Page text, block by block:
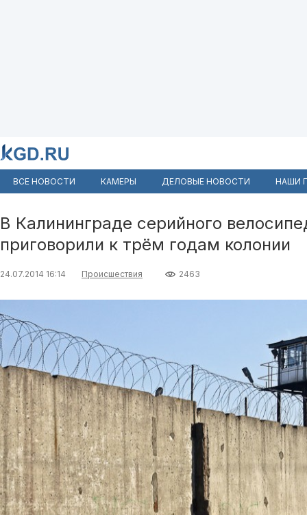
ВСЕ НОВОСТИ КАМЕРЫ ДЕЛОВЫЕ НОВОСТИ НАШИ
В Калининграде серийного
приговорили к трём годам колонии
24.07.2014 16:14 Происшествия 2463